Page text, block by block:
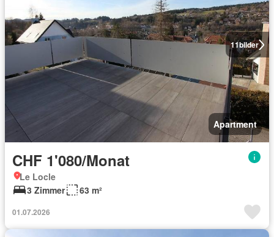
11bilder
Apartment
CHF 1'080/Monat
Le Locle
3 Zimmer
63 m²
01.07.2026